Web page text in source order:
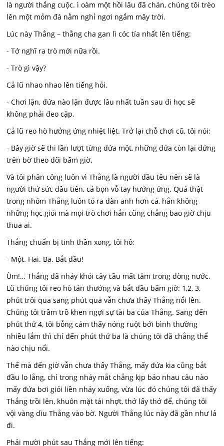
là người thắng cuộc. ì oàm một hồi lâu đã chán, chúng tôi trèo
lên một mỏm đá nằm nghỉ ngơi ngắm mây trời.
Lúc này Thắng – thằng cha gan lì cóc tía nhất lên tiếng:
- Tớ nghĩ ra trò mới nữa rồi.
- Trò gì vậy?
Cả lũ nhao nhao lên tiếng hỏi.
- Chơi lặn, đứa nào lặn được lâu nhất tuần sau đi học sẽ
không phải đeo cặp.
Cả lũ reo hò hưởng ứng nhiệt liệt. Trở lại chỗ chơi cũ, tôi nói:
- Bây giờ sẽ thi lần lượt từng đứa một, những đứa còn lại đứng
trên bờ theo dõi bấm giờ.
Và tôi phân công luôn vì Thắng là người đầu têu nên sẽ là
người thử sức đầu tiên, cả bọn vỗ tay hưởng ứng. Quả thật
trong nhóm Thắng luôn tỏ ra đàn anh hơn cả, hắn không
những học giỏi mà mọi trò chơi hắn cũng chẳng bao giờ chịu
thua ai.
Thắng chuẩn bị tinh thần xong, tôi hô:
- Một. Hai. Ba. Bắt đầu!
Ùm!… Thắng đã nhảy khỏi cây cầu mất tăm trong dòng nước.
Lũ chúng tôi reo hò tán thưởng và bắt đầu bấm giờ: 1,2, 3,
phút trôi qua sang phút qua vẫn chưa thấy Thắng nổi lên.
Chúng tôi trầm trồ khen ngợi sự tài ba của Thắng. Sang đến
phút thứ 4, tôi bỗng cảm thấy nóng ruột bởi bình thường
nhiều lắm thì chỉ đến phút thứ ba là chúng tôi đã chẳng thể
nào chịu nổi.
Thế mà đến giờ vẫn chưa thấy Thắng, mấy đứa kia cũng bắt
đầu lo lắng, chỉ trong nháy mắt chẳng kịp bảo nhau câu nào
mấy đứa bơi giỏi liền nhảy xuống, vừa lúc đó chúng tôi đã thấy
Thắng trồi lên, khuôn mặt tái nhợt, thở lấy thở để, chúng tôi
vội vàng dìu Thắng vào bờ. Người Thắng lúc này đã gần như lả
đi.
Phải mười phút sau Thắng mới lên tiếng: